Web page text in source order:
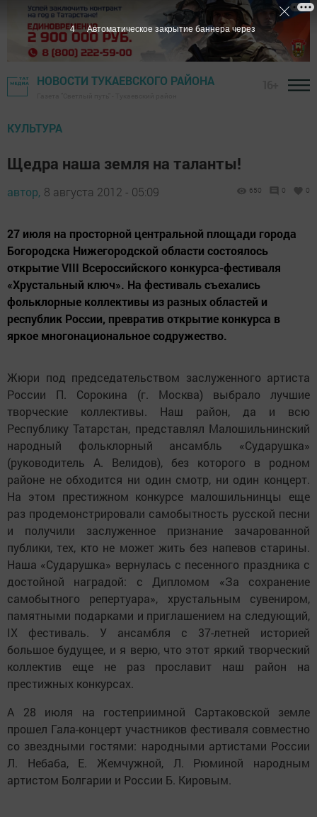
НОВОСТИ ТУКАЕВСКОГО РАЙОНА
КУЛЬТУРА
Щедра наша земля на таланты!
автор, 8 августа 2012 - 05:09 650 0 0
27 июля на просторной центральной площади города
Богородска Нижегородской области состоялось
открытие VIII Всероссийского конкурса-фестиваля
«Хрустальный ключ». На фестиваль съехались
фольклорные коллективы из разных областей и
республик России, превратив открытие конкурса в
яркое многонациональное содружество.
Жюри под председательством заслуженного артиста
России П. Сорокина (г. Москва) выбрало лучшие
творческие коллективы. Наш район, да и всю
Республику Татарстан, представлял Малошильнинский
народный фольклорный ансамбль «Сударушка»
(руководитель А. Велидов), без которого в родном
районе не обходится ни один смотр, ни один концерт.
На этом престижном конкурсе малошильнинцы еще
раз продемонстрировали самобытность русской песни
и получили заслуженное признание зачарованной
публики, тех, кто не может жить без напевов старины.
Наша «Сударушка» вернулась с песенного праздника с
достойной наградой: с Дипломом «За сохранение
самобытного репертуара», хрустальным сувениром,
памятными подарками и приглашением на следующий,
IX фестиваль. У ансамбля с 37-летней историей
большое будущее, и я верю, что этот яркий творческий
коллектив еще не раз прославит наш район на
престижных конкурсах.
А 28 июля на гостеприимной Сартаковской земле
прошел Гала-концерт участников фестиваля совместно
со звездными гостями: народными артистами России
Л. Небаба, Е. Жемчужной, Л. Рюминой народным
артистом Болгарии и России Б. Кировым.
3 Автоматическое закрытие баннера через